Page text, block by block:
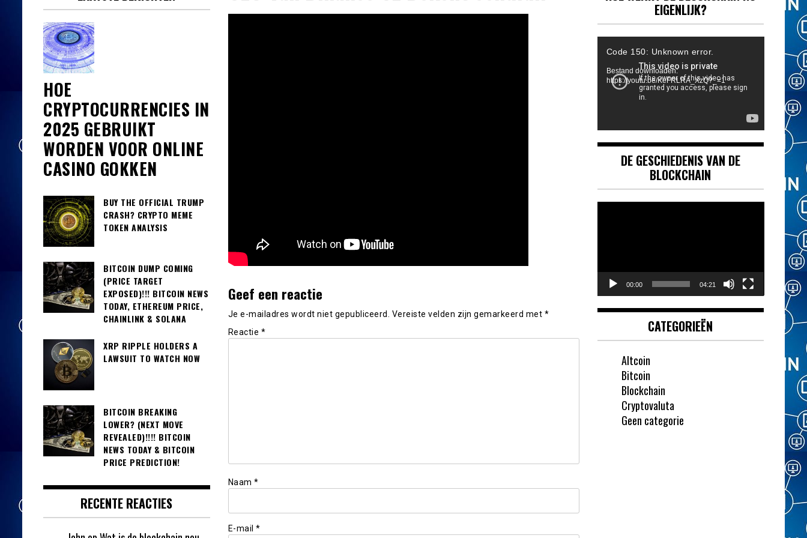
Geef een reactie
Je e-mailadres wordt niet gepubliceerd. Vereiste velden zijn gemarkeerd met *
Reactie *
Naam *
E-mail *
HOE
CRYPTOCURRENCIES IN
2025 GEBRUIKT
WORDEN VOOR ONLINE
CASINO GOKKEN
BUY THE OFFICIAL TRUMP
CRASH? CRYPTO MEME
TOKEN ANALYSIS
BITCOIN DUMP COMING
(PRICE TARGET
EXPOSED)!!! BITCOIN NEWS
TODAY, ETHEREUM PRICE,
CHAINLINK & SOLANA
XRP RIPPLE HOLDERS A
LAWSUIT TO WATCH NOW
BITCOIN BREAKING
LOWER? (NEXT MOVE
REVEALED)!!!! BITCOIN
NEWS TODAY & BITCOIN
PRICE PREDICTION!
RECENTE REACTIES
EIGENLIJK?
Code 150: Unknown error.
Bestand downloaden:
https://youtu.be/KeFRLRA_XzQ?_=1
DE GESCHIEDENIS VAN DE
BLOCKCHAIN
00:00 04:21
CATEGORIEËN
Altcoin
Bitcoin
Blockchain
Cryptovaluta
Geen categorie